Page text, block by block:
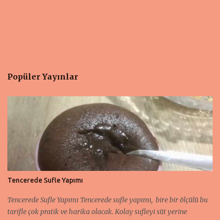
Popüler Yayınlar
Tencerede Sufle Yapımı
Tencerede Sufle Yapımı Tencerede sufle yapımı, bire bir ölçülü bu
tarifle çok pratik ve harika olacak. Kolay sufleyi süt yerine